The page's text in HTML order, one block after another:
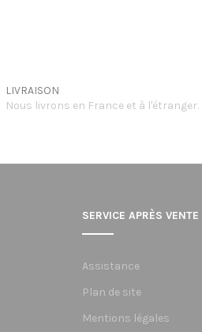
LIVRAISON
Nous livrons en France et à l'étranger.
SERVICE APRÈS VENTE
Assistance
Plan de site
Mentions légales